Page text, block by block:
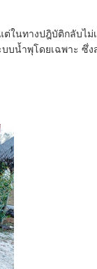
ในทางปฎิบัติกลับไม่
บน้ำพุโดยเฉพาะ ซึ่